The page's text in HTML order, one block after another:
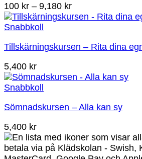
100 kr – 9,180 krPrisintervall:
100 kr
Snabbkoll
Tillskärningskursen – Rita dina
5,400 kr
Snabbkoll
Sömnadskursen – Alla kan sy
5,400 kr